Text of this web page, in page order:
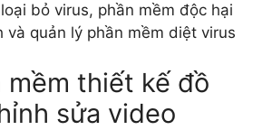
bỏ virus, phần mềm độc hại
và quản lý phần mềm diệt virus
mềm thiết kế đồ
sửa video